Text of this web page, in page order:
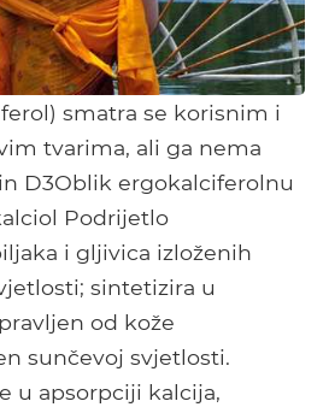
smatra se korisnim i
tvarima, ali ga nema
D3Oblik ergokalciferolnu
Podrijetlo
i gljivica izloženih
sintetizira u
od kože
sunčevoj svjetlosti.
u apsorpciji kalcija,